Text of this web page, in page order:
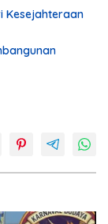
Kesejahteraan